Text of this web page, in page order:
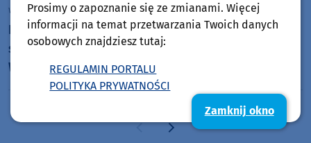
wtorek, 14 lipca 2026, 09:53 5
Bezpieczeństwo na wodzie po nadzorem policji i
straży rybackiej. Kontrole służb na Jeziorach
Wdzydzkich
Poprzednia strona
Następna strona
Prosimy o zapoznanie się ze zmianami. Więcej
informacji na temat przetwarzania Twoich danych
osobowych znajdziesz tutaj:
REGULAMIN PORTALU
POLITYKA PRYWATNOŚCI
Zamknij okno